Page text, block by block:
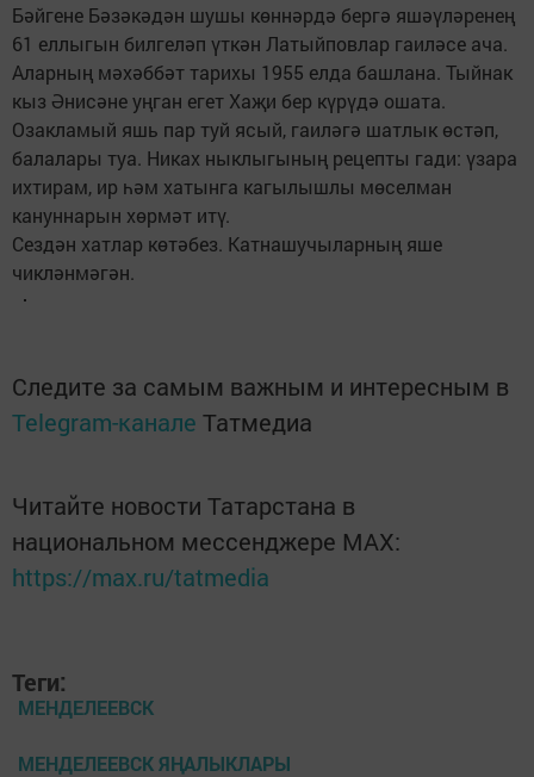
Бәйгене Бәзәкәдән шушы көннәрдә бергә яшәүләренең
61 еллыгын билгеләп үткән Латыйповлар гаиләсе ача.
Аларның мәхәббәт тарихы 1955 елда башлана. Тыйнак
кыз Әнисәне уңган егет Хаҗи бер күрүдә ошата.
Озакламый яшь пар туй ясый, гаиләгә шатлык өстәп,
балалары туа. Никах ныклыгының рецепты гади: үзара
ихтирам, ир һәм хатынга кагылышлы мөселман
кануннарын хөрмәт итү.
Сездән хатлар көтәбез. Катнашучыларның яше
чикләнмәгән.
Следите за самым важным и интересным в
Telegram-канале Татмедиа
Читайте новости Татарстана в
национальном мессенджере MАХ:
https://max.ru/tatmedia
Теги:
МЕНДЕЛЕЕВСК
МЕНДЕЛЕЕВСК ЯҢАЛЫКЛАРЫ